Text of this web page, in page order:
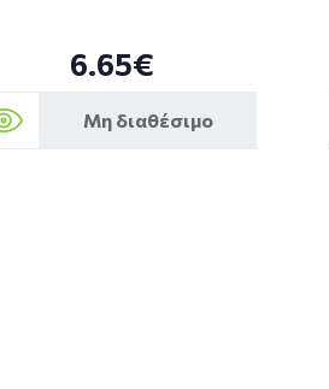
6.65€
Μη διαθέσιμο